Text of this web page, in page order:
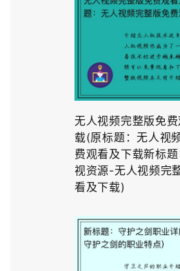
无人视频完整版免
载(原标题：无人视
费观看及下载新标
视资源-无人视频完
看及下载)